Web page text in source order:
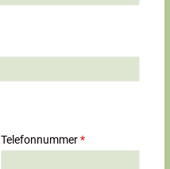
Telefonnummer*